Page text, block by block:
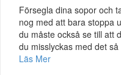
Försegla dina sopor och
nog med att bara stoppa
du måste också se till att
du misslyckas med det
Läs Mer